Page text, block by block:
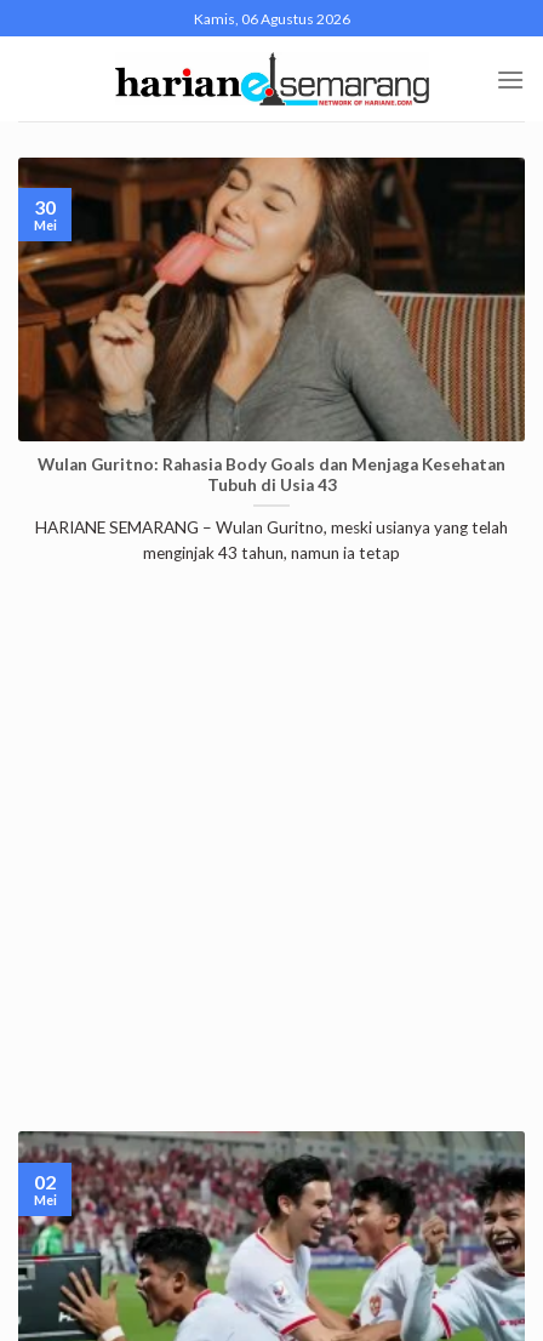
to
Kamis, 06 Agustus 2026
Wulan Guritno: Rahasia Body Goals dan Menjaga Kesehatan
Tubuh di Usia 43
HARIANE SEMARANG – Wulan Guritno, meski usianya yang telah
menginjak 43 tahun, namun ia tetap
30
Mei
02
Mei